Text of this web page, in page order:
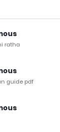
ratha
guide pdf